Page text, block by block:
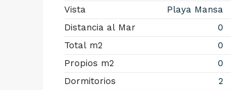
Vista
Playa Mansa
Distancia al Mar
0
Total m2
0
Propios m2
0
Dormitorios
2